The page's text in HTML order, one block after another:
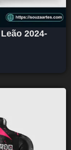
2024-